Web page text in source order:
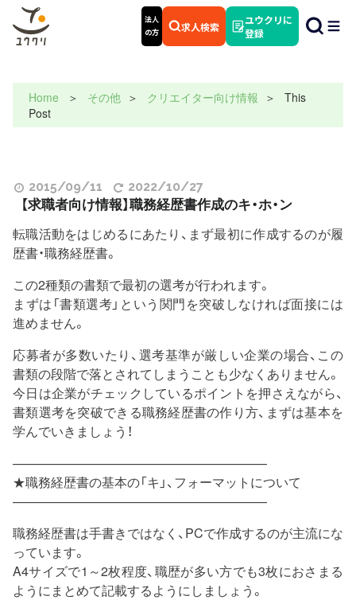
法人
の方
求人検索
ユウクリに
登録
Home その他 クリエイター向け情報
This
Post
2015/09/11 2022/10/27
【求職者向け情報】職務経歴書作成のキ・ホ・ン
転職活動をはじめるにあたり、まず最初に作成するのが履
歴書・職務経歴書。
この2種類の書類で最初の選考が行われます。
まずは「書類選考」という関門を突破しなければ面接には
進めません。
応募者が多数いたり、選考基準が厳しい企業の場合、この
書類の段階で落とされてしまうことも少なくありません。
今日は企業がチェックしているポイントを押さえながら、
書類選考を突破できる職務経歴書の作り方、まずは基本を
学んでいきましょう！
————————————————————
★職務経歴書の基本の「キ」、フォーマットについて
————————————————————
職務経歴書は手書きではなく、PCで作成するのが主流にな
っています。
A4サイズで1～2枚程度、職歴が多い方でも3枚におさまる
ようにまとめて記載するようにしましょう。